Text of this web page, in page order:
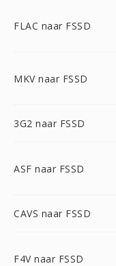
FLAC naar FSSD
MKV naar FSSD
3G2 naar FSSD
ASF naar FSSD
CAVS naar FSSD
F4V naar FSSD